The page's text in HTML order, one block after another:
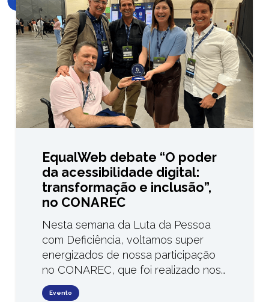
EqualWeb debate “O poder
da acessibilidade digital:
transformação e inclusão”,
no CONAREC
Nesta semana da Luta da Pessoa
com Deficiência, voltamos super
energizados de nossa participação
no CONAREC, que foi realizado nos…
Evento